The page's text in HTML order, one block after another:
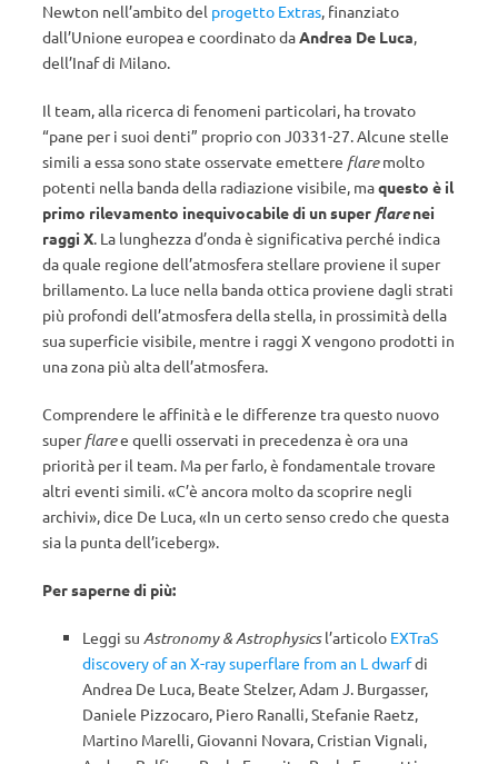
Newton nell’ambito del progetto Extras, finanziato
dall’Unione europea e coordinato daAndrea De Luca,
dell’Inaf di Milano.
Il team, alla ricerca di fenomeni particolari, ha trovato
“pane per i suoi denti” proprio con J0331-27. Alcune stelle
simili a essa sono state osservate emettere flaremolto
potenti nella banda della radiazione visibile, maquesto è il
primo rilevamento inequivocabile di un super flarenei
raggi X. La lunghezza d’onda è significativa perché indica
da quale regione dell’atmosfera stellare proviene il super
brillamento. La luce nella banda ottica proviene dagli strati
più profondi dell’atmosfera della stella, in prossimità della
sua superficie visibile, mentre i raggi X vengono prodotti in
una zona più alta dell’atmosfera.
Comprendere le affinità e le differenze tra questo nuovo
superflaree quelli osservati in precedenza è ora una
priorità per il team. Ma per farlo, è fondamentale trovare
altri eventi simili. «C’è ancora molto da scoprire negli
archivi», dice De Luca, «In un certo senso credo che questa
sia la punta dell’iceberg».
Per saperne di più:
Leggi su Astronomy & Astrophysicsl’articolo EXTraS
discovery of an X-ray superflare from an L dwarfdi
Andrea De Luca, Beate Stelzer, Adam J. Burgasser,
Daniele Pizzocaro, Piero Ranalli, Stefanie Raetz,
Martino Marelli, Giovanni Novara, Cristian Vignali,